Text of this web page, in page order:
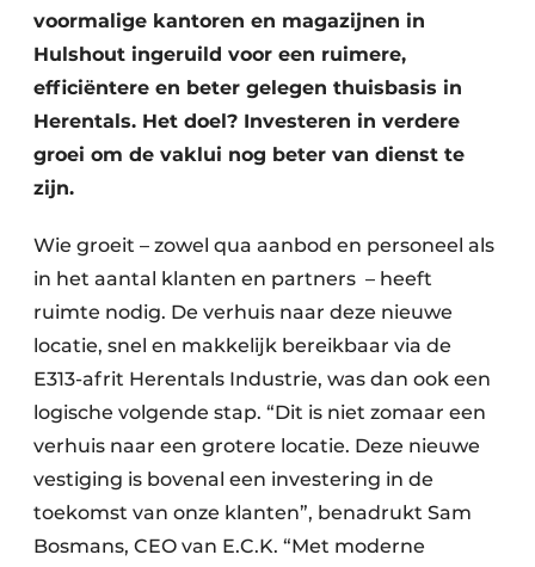
voormalige kantoren en magazijnen in
Hulshout ingeruild voor een ruimere,
efficiëntere en beter gelegen thuisbasis in
Herentals. Het doel? Investeren in verdere
groei om de vaklui nog beter van dienst te
zijn.
Wie groeit – zowel qua aanbod en personeel als
in het aantal klanten en partners – heeft
ruimte nodig. De verhuis naar deze nieuwe
locatie, snel en makkelijk bereikbaar via de
E313-afrit Herentals Industrie, was dan ook een
logische volgende stap. “Dit is niet zomaar een
verhuis naar een grotere locatie. Deze nieuwe
vestiging is bovenal een investering in de
toekomst van onze klanten”, benadrukt Sam
Bosmans, CEO van E.C.K. “Met moderne